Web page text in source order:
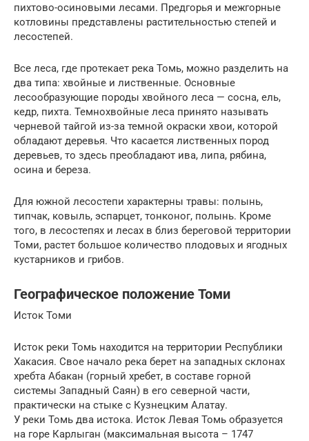
пихтово-осиновыми лесами. Предгорья и межгорные
котловины представлены растительностью степей и
лесостепей.
Все леса, где протекает река Томь, можно разделить на
два типа: хвойные и лиственные. Основные
лесообразующие породы хвойного леса — сосна, ель,
кедр, пихта. Темнохвойные леса принято называть
черневой тайгой из-за темной окраски хвои, которой
обладают деревья. Что касается лиственных пород
деревьев, то здесь преобладают ива, липа, рябина,
осина и береза.
Для южной лесостепи характерны травы: полынь,
типчак, ковыль, эспарцет, тонконог, полынь. Кроме
того, в лесостепях и лесах в близ береговой территории
Томи, растет большое количество плодовых и ягодных
кустарников и грибов.
Географическое положение Томи
Исток Томи
Исток реки Томь находится на территории Республики
Хакасия. Свое начало река берет на западных склонах
хребта Абакан (горный хребет, в составе горной
системы Западный Саян) в его северной части,
практически на стыке с Кузнецким Алатау.
У реки Томь два истока. Исток Левая Томь образуется
на горе Карлыган (максимальная высота – 1747